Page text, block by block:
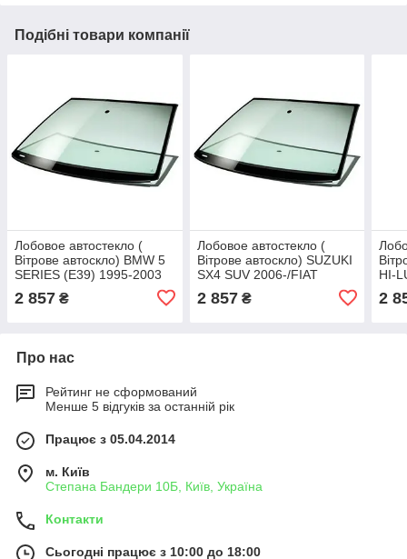
Подібні товари компанії
Лобовое автостекло (
Вітрове автоскло) BMW 5
SERIES (E39) 1995-2003
2 857 ₴
Лобовое автостекло (
Вітрове автоскло) SUZUKI
SX4 SUV 2006-/FIAT
ВЕТР ЗЛ
2 857₴
HI-
2
Про нас
Рейтинг не сформований
Менше 5 відгуків за останній рік
Працює з 05.04.2014
м. Київ
Степана Бандери 10Б, Київ, Україна
Контакти
Сьогодні працює з 10:00 до 18:00